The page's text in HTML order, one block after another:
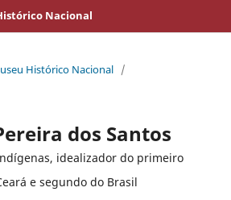
Nacional
Histórico Nacional /
dos Santos
idealizador do primeiro
e segundo do Brasil